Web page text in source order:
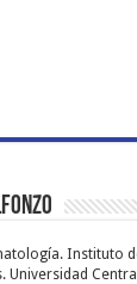
Instituto
Universidad